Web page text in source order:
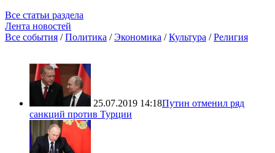
Все статьи раздела
Лента новостей
Все события /Политика /Экономика /Культура /Религия
25.07.2019 14:18Путин отменил ряд
санкций против Турции